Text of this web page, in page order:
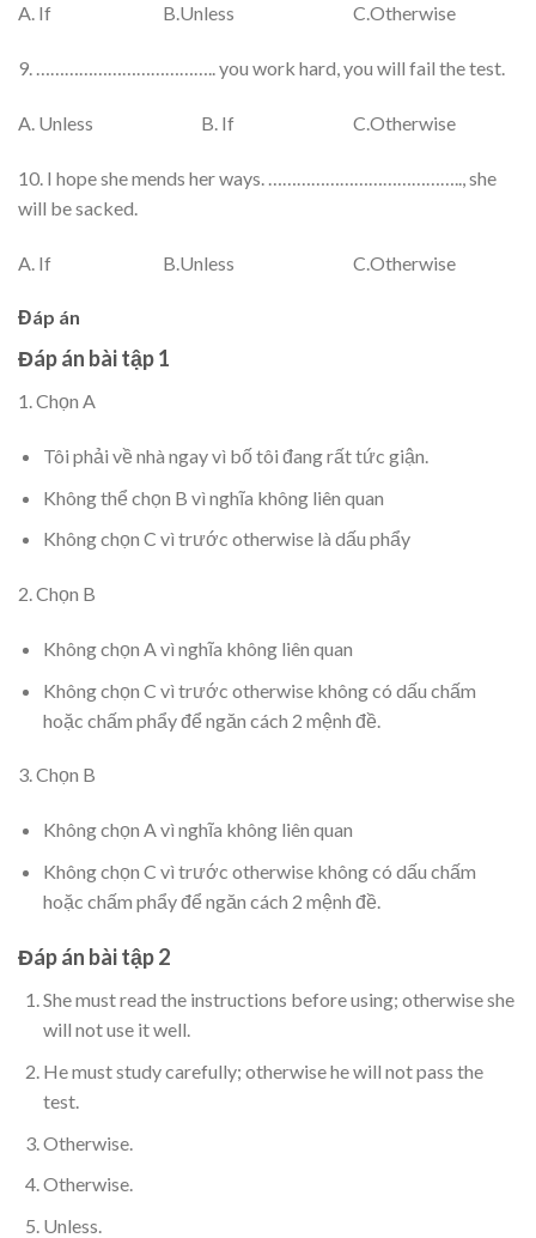
A. If B.Unless C.Otherwise
9. ……………………………….. you work hard, you will fail the test.
A. Unless B. If C.Otherwise
10. I hope she mends her ways. ………………………………….., she
will be sacked.
A. If B.Unless C.Otherwise
Đáp án
Đáp án bài tập 1
1. Chọn A
Tôi phải về nhà ngay vì bố tôi đang rất tức giận.
Không thể chọn B vì nghĩa không liên quan
Không chọn C vì trước otherwise là dấu phẩy
2. Chọn B
Không chọn A vì nghĩa không liên quan
Không chọn C vì trước otherwise không có dấu chấm
hoặc chấm phẩy để ngăn cách 2 mệnh đề.
3. Chọn B
Không chọn A vì nghĩa không liên quan
Không chọn C vì trước otherwise không có dấu chấm
hoặc chấm phẩy để ngăn cách 2 mệnh đề.
Đáp án bài tập 2
She must read the instructions before using; otherwise she
will not use it well.
He must study carefully; otherwise he will not pass the
test.
Otherwise.
Otherwise.
Unless.